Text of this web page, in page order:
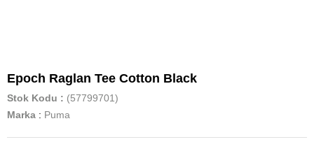
Epoch Raglan Tee Cotton Black
Stok Kodu
(57799701)
Marka : Puma